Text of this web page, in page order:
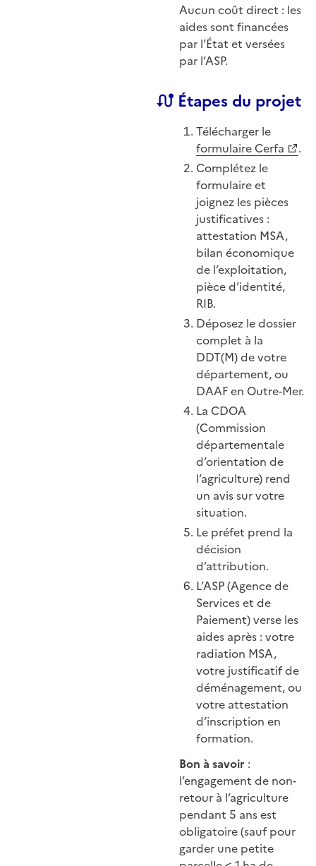
Aucun coût direct : les
aides sont financées
par l’État et versées
par l’ASP.
Étapes du projet
Télécharger le
formulaire Cerfa
.
Complétez le
formulaire et
joignez les pièces
justificatives :
attestation MSA,
bilan économique
de l’exploitation,
pièce d’identité,
RIB.
Déposez le dossier
complet à la
DDT(M) de votre
département, ou
DAAF en Outre-Mer.
La CDOA
(Commission
départementale
d’orientation de
l’agriculture) rend
un avis sur votre
situation.
Le préfet prend la
décision
d’attribution.
L’ASP (Agence de
Services et de
Paiement) verse les
aides après : votre
radiation MSA,
votre justificatif de
déménagement, ou
votre attestation
d’inscription en
formation.
Bon à savoir :
l’engagement de non-
retour à l’agriculture
pendant 5 ans est
obligatoire (sauf pour
garder une petite